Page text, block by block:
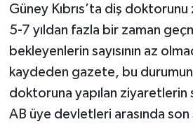
Güney Kıbrıs’ta diş
5-7 yıldan fazla bir zaman
bekleyenlerin sayısının az
kaydeden gazete, bu durumun
doktoruna yapılan ziyaretlerin
AB üye devletleri arasında son